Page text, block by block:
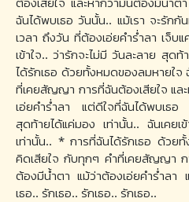
ฉันได้พบเธอ วันนั้น.. แม้เรา จะรักกั
เวลา ถึงวัน ที่ต้องเอ่ยคำร่ำลา เจ็บ
เข้าใจ.. ว่ารักจะไม่มี วันละลาย สุด
ได้รักเธอ ด้วยทั้งหมดของลมหายใจ
ที่เคยสัญญา การที่ฉันต้องเสียใจ แล
เอ่ยคำร่ำลา แต่ดีใจที่ฉันได้พบเธ
สุดท้ายได้แค่มอง เท่านั้น.. ฉันเคยเ
เท่านั้น.. * การที่ฉันได้รักเธอ ด้วยทั้
คิดเสียใจ กับทุกๆ คำที่เคยสัญญา ก
ต้องมีน้ำตา แม้ว่าต้องเอ่ยคำร่ำล
เธอ.. รักเธอ.. รักเธอ.. รักเธอ..